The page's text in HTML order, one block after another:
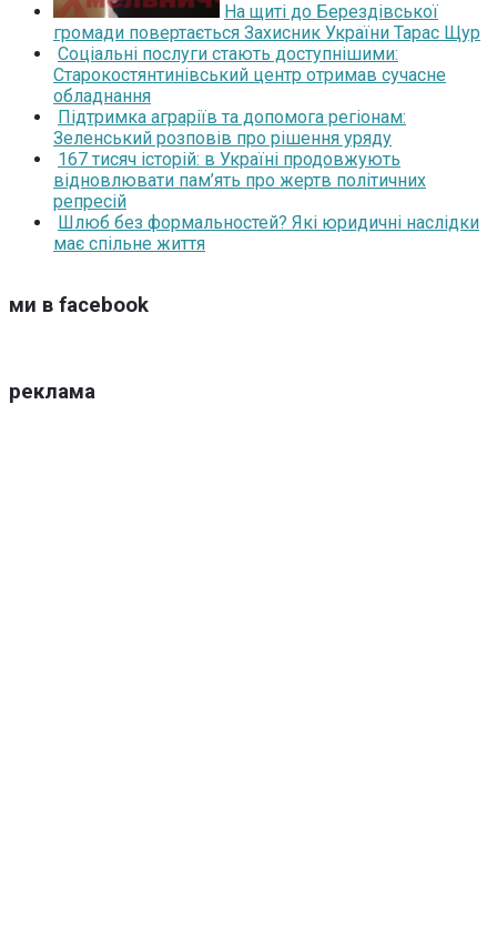
На щиті до Берездівської
громади повертається Захисник України Тарас Щур
Соціальні послуги стають доступнішими:
Старокостянтинівський центр отримав сучасне
обладнання
Підтримка аграріїв та допомога регіонам:
Зеленський розповів про рішення уряду
167 тисяч історій: в Україні продовжують
відновлювати пам’ять про жертв політичних
репресій
Шлюб без формальностей? Які юридичні наслідки
має спільне життя
ми в facebook
реклама